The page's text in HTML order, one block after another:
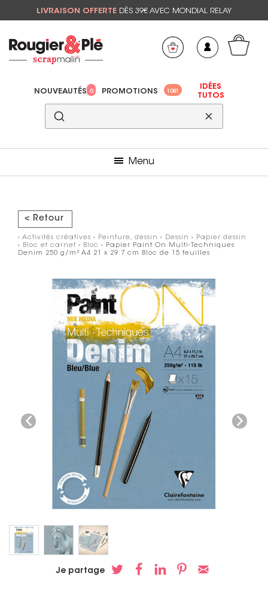
LIVRAISON OFFERTE DÈS 39€ AVEC MONDIAL RELAY
NOUVEAUTÉS 0 PROMOTIONS 1081
IDÉES
TUTOS
Menu
< Retour
› Activités créatives › Peinture, dessin › Dessin › Papier dessin
› Bloc et carnet › Bloc › Papier Paint On Multi-Techniques
Denim 250 g/m² A4 21 x 29.7 cm Bloc de 15 feuilles
Je partage